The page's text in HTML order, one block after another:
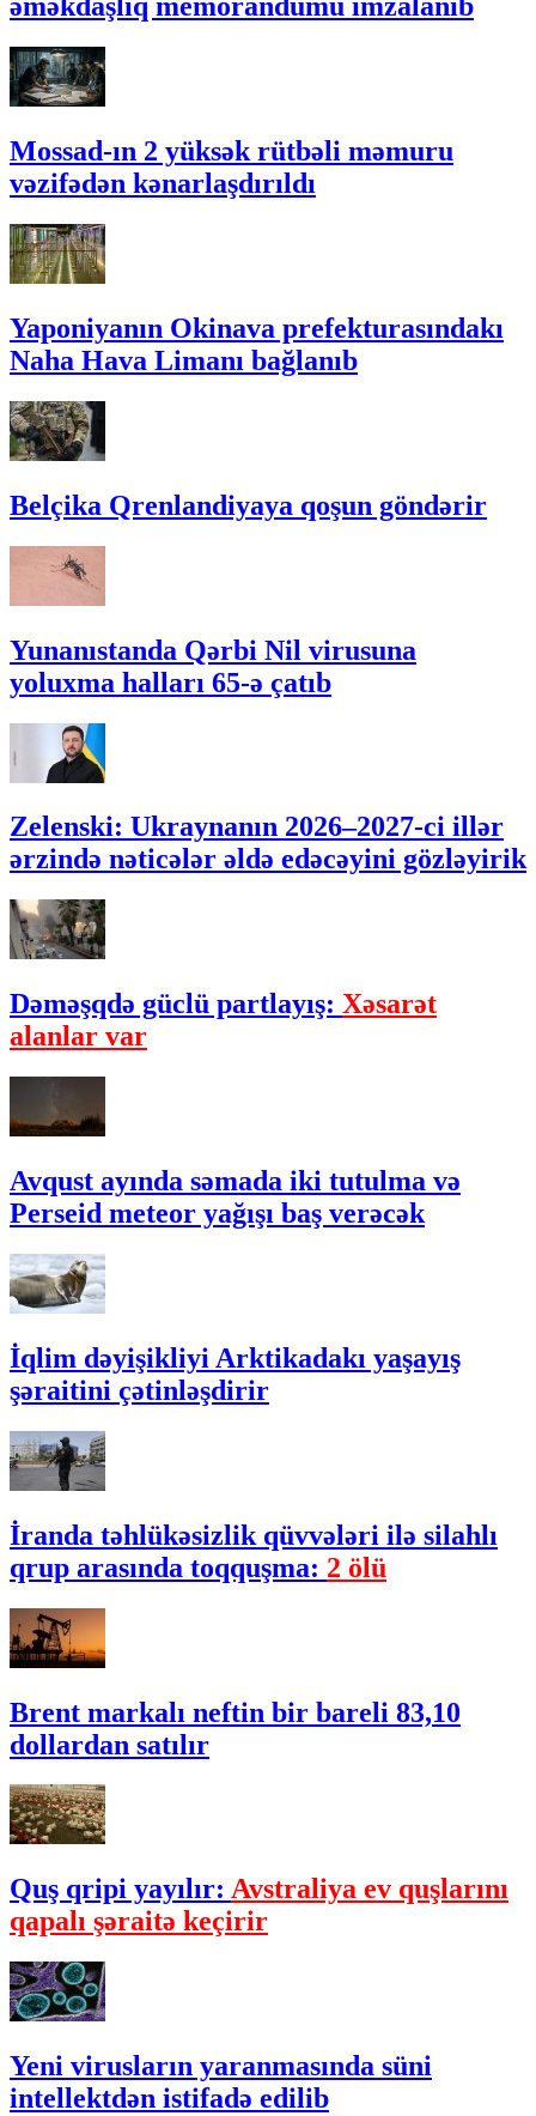
əməkdaşlıq memorandumu imzalanıb
Mossad-ın 2 yüksək rütbəli məmuru
vəzifədən kənarlaşdırıldı
Yaponiyanın Okinava prefekturasındakı
Naha Hava Limanı bağlanıb
Belçika Qrenlandiyaya qoşun göndərir
Yunanıstanda Qərbi Nil virusuna
yoluxma halları 65-ə çatıb
Zelenski: Ukraynanın 2026–2027-ci illər
ərzində nəticələr əldə edəcəyini gözləyirik
Dəməşqdə güclü partlayış: Xəsarət
alanlar var
Avqust ayında səmada iki tutulma və
Perseid meteor yağışı baş verəcək
İqlim dəyişikliyi Arktikadakı yaşayış
şəraitini çətinləşdirir
İranda təhlükəsizlik qüvvələri ilə silahlı
qrup arasında toqquşma: 2 ölü
Brent markalı neftin bir bareli 83,10
dollardan satılır
Quş qripi yayılır: Avstraliya ev quşlarını
qapalı şəraitə keçirir
Yeni virusların yaranmasında süni
intellektdən istifadə edilib